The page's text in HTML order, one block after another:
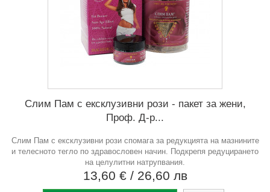
Слим Пам с ексклузивни рози - пакет за жени,
Проф. Д-р...
Слим Пам с ексклузивни рози спомага за редукцията на мазнините
и телесното тегло по здравословен начин. Подкрепя редуцирането
на целулитни натрупвания.
13,60 € / 26,60 лв